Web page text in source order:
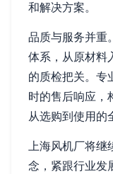
和解决方案。
品质与服务并重
体系，从原材料
的质检把关。专
时的售后响应，
从选购到使用的
上海风机厂将继
念，紧跟行业发